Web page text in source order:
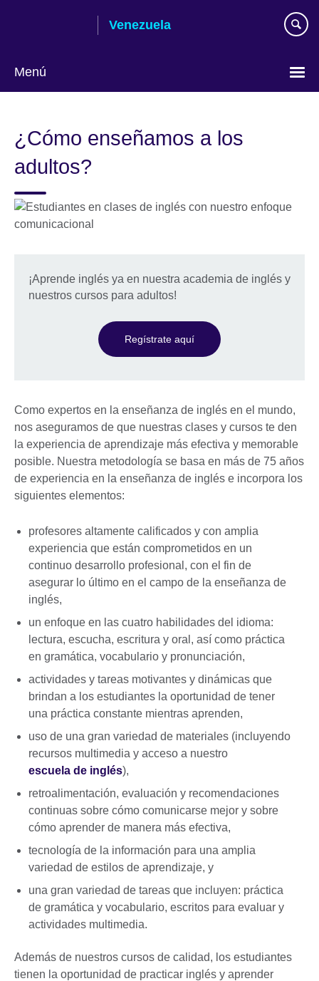
Venezuela
Menú
idioma
¿Cómo enseñamos a los
adultos?
¡Aprende inglés ya en nuestra academia de inglés y
nuestros cursos para adultos!
Regístrate aquí
Como expertos en la enseñanza de inglés en el mundo,
nos aseguramos de que nuestras clases y cursos te den
la experiencia de aprendizaje más efectiva y memorable
posible. Nuestra metodología se basa en más de 75 años
de experiencia en la enseñanza de inglés e incorpora los
siguientes elementos:
profesores altamente calificados y con amplia
experiencia que están comprometidos en un
continuo desarrollo profesional, con el fin de
asegurar lo último en el campo de la enseñanza de
inglés,
un enfoque en las cuatro habilidades del idioma:
lectura, escucha, escritura y oral, así como práctica
en gramática, vocabulario y pronunciación,
actividades y tareas motivantes y dinámicas que
brindan a los estudiantes la oportunidad de tener
una práctica constante mientras aprenden,
uso de una gran variedad de materiales (incluyendo
recursos multimedia y acceso a nuestro
escuela de inglés),
retroalimentación, evaluación y recomendaciones
continuas sobre cómo comunicarse mejor y sobre
cómo aprender de manera más efectiva,
tecnología de la información para una amplia
variedad de estilos de aprendizaje, y
una gran variedad de tareas que incluyen: práctica
de gramática y vocabulario, escritos para evaluar y
actividades multimedia.
Además de nuestros cursos de calidad, los estudiantes
tienen la oportunidad de practicar inglés y aprender